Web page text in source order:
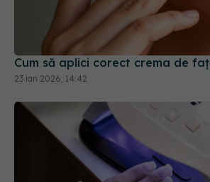
Cum să aplici corect crema de față
23 ian 2026, 14:42